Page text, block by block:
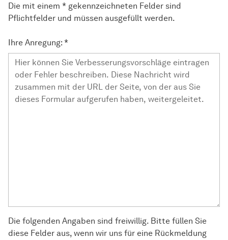
Die mit einem * gekennzeichneten Felder sind
Pflichtfelder und müssen ausgefüllt werden.
Ihre Anregung: *
Die folgenden Angaben sind freiwillig. Bitte füllen Sie
diese Felder aus, wenn wir uns für eine Rückmeldung